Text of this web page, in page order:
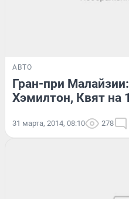
АВТО
Гран-при
Хэмилтон, Квят на
31 марта, 2014, 08:10 278